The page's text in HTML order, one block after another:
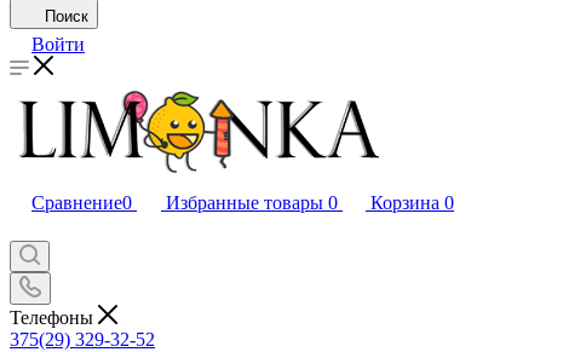
Поиск
Войти
Сравнение0 Избранные товары 0 Корзина 0
Телефоны
375(29) 329-32-52